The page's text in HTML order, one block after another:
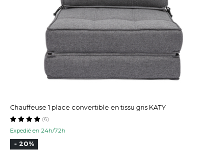
Chauffeuse 1 place convertible en tissu gris KATY
Expedié en 24h/72h
(6)
- 20%